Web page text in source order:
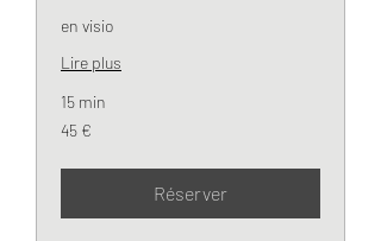
en visio
Lire plus
15 min
45
euros
45 €
Réserver